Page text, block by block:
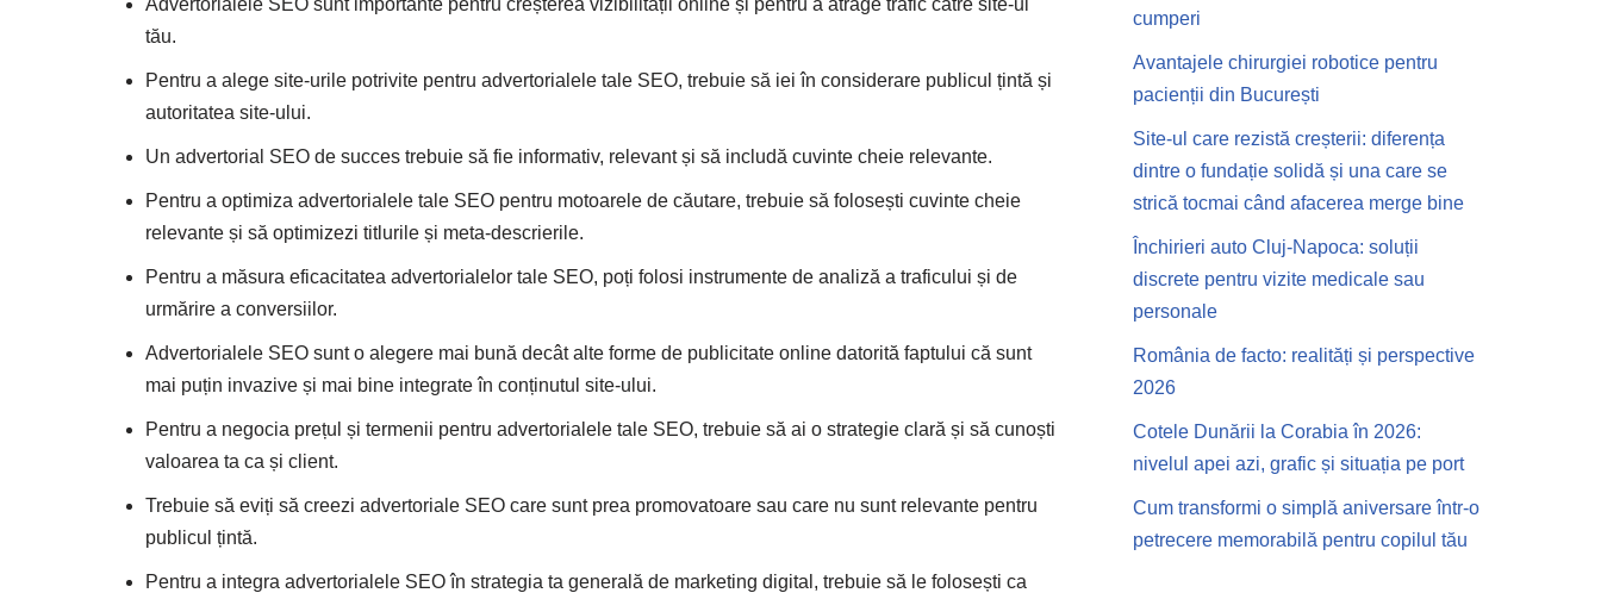
Advertorialele SEO sunt importante pentru creșterea vizibilității online și pentru a atrage trafic către site-ul
tău.
Pentru a alege site-urile potrivite pentru advertorialele tale SEO, trebuie să iei în considerare publicul țintă și
autoritatea site-ului.
Un advertorial SEO de succes trebuie să fie informativ, relevant și să includă cuvinte cheie relevante.
Pentru a optimiza advertorialele tale SEO pentru motoarele de căutare, trebuie să folosești cuvinte cheie
relevante și să optimizezi titlurile și meta-descrierile.
Pentru a măsura eficacitatea advertorialelor tale SEO, poți folosi instrumente de analiză a traficului și de
urmărire a conversiilor.
Advertorialele SEO sunt o alegere mai bună decât alte forme de publicitate online datorită faptului că sunt
mai puțin invazive și mai bine integrate în conținutul site-ului.
Pentru a negocia prețul și termenii pentru advertorialele tale SEO, trebuie să ai o strategie clară și să cunoști
valoarea ta ca și client.
Trebuie să eviți să creezi advertoriale SEO care sunt prea promovatoare sau care nu sunt relevante pentru
publicul țintă.
Pentru a integra advertorialele SEO în strategia ta generală de marketing digital, trebuie să le folosești ca
cumperi
Avantajele chirurgiei robotice pentru
pacienții din București
Site-ul care rezistă creșterii: diferența
dintre o fundație solidă și una care se
strică tocmai când afacerea merge bine
Închirieri auto Cluj-Napoca: soluții
discrete pentru vizite medicale sau
personale
România de facto: realități și perspective
2026
Cotele Dunării la Corabia în 2026:
nivelul apei azi, grafic și situația pe port
Cum transformi o simplă aniversare într-o
petrecere memorabilă pentru copilul tău